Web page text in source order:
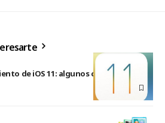
de iOS 11: algunos consejos